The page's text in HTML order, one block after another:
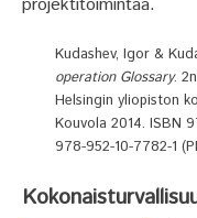
Kudashev, Igor &
operation Glossary.
Helsingin yliopiston
Kouvola 2014. ISBN
978-952-10-7782-1